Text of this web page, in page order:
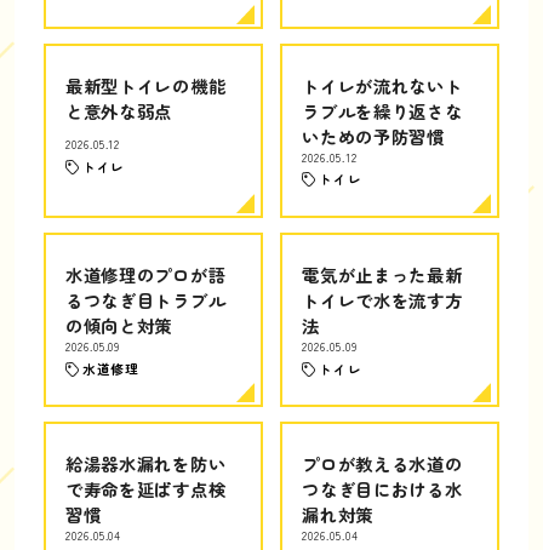
最新型トイレの機能
と意外な弱点
2026.05.12
トイレ
トイレが流れないト
ラブルを繰り返さな
いための予防習慣
2026.05.12
トイレ
水道修理のプロが語
るつなぎ目トラブル
の傾向と対策
2026.05.09
水道修理
電気が止まった最新
トイレで水を流す方
法
2026.05.09
トイレ
給湯器水漏れを防い
で寿命を延ばす点検
習慣
2026.05.04
プロが教える水道の
つなぎ目における水
漏れ対策
2026.05.04